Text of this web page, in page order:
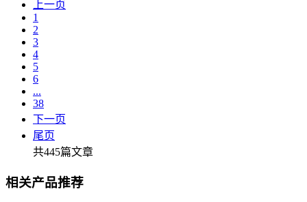
上一页
1
2
3
4
5
6
...
38
下一页
尾页
共445篇文章
相关产品推荐